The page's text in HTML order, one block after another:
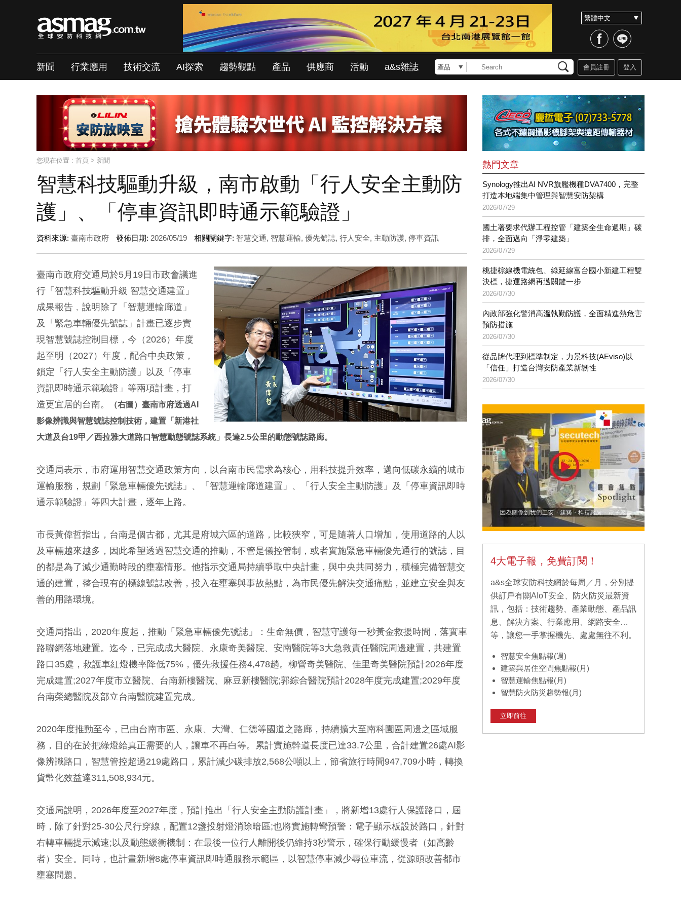
新聞 行業應用 技術交流 AI探索 趨勢觀點 產品 供應商 活動 a&s雜誌 登入
會員註冊
您現在位置 : 首頁 > 新聞
智慧科技驅動升級，南市啟動「行人安全主動防
護」、「停車資訊即時通示範驗證」
資料來源: 臺南市政府 發佈日期: 2026/05/19 相關關鍵字: 智慧交通, 智慧運輸, 優先號誌, 行人安全, 主動防護, 停車資訊
臺南市政府交通局於5月19日市政會議進
行「智慧科技驅動升級 智慧交通建置」
成果報告﹐說明除了「智慧運輸廊道」
及「緊急車輛優先號誌」計畫已逐步實
現智慧號誌控制目標，今（2026）年度
起至明（2027）年度，配合中央政策，
鎖定「行人安全主動防護」以及「停車
資訊即時通示範驗證」等兩項計畫，打
造更宜居的台南。
（右圖）臺南市府透過AI
影像辨識與智慧號誌控制技術，建置「新港社
大道及台19甲／西拉雅大道路口智慧動態號誌系統」長達2.5公里的動態號誌路廊。
交通局表示，市府運用智慧交通政策方向，以台南市民需求為核心，用科技提升效率，邁向低碳永續的城市
運輸服務，規劃「緊急車輛優先號誌」、「智慧運輸廊道建置」、「行人安全主動防護」及「停車資訊即時
通示範驗證」等四大計畫，逐年上路。
市長黃偉哲指出，台南是個古都，尤其是府城六區的道路，比較狹窄，可是隨著人口增加，使用道路的人以
及車輛越來越多，因此希望透過智慧交通的推動，不管是儀控管制，或者實施緊急車輛優先通行的號誌，目
的都是為了減少通勤時段的壅塞情形。他指示交通局持續爭取中央計畫，與中央共同努力，積極完備智慧交
通的建置，整合現有的標線號誌改善，投入在壅塞與事故熱點，為市民優先解決交通痛點，並建立安全與友
善的用路環境。
交通局指出，2020年度起，推動「緊急車輛優先號誌」：生命無價，智慧守護每一秒黃金救援時間，落實車
路聯網落地建置。迄今，已完成成大醫院、永康奇美醫院、安南醫院等3大急救責任醫院周邊建置，共建置
路口35處，救護車紅燈機率降低75%，優先救援任務4,478趟。柳營奇美醫院、佳里奇美醫院預計2026年度
完成建置;2027年度市立醫院、台南新樓醫院、麻豆新樓醫院;郭綜合醫院預計2028年度完成建置;2029年度
台南榮總醫院及部立台南醫院建置完成。
2020年度推動至今，已由台南市區、永康、大灣、仁德等國道之路廊，持續擴大至南科園區周邊之區域服
務，目的在於把綠燈給真正需要的人，讓車不再白等。累計實施幹道長度已達33.7公里，合計建置26處AI影
像辨識路口，智慧管控超過219處路口，累計減少碳排放2,568公噸以上，節省旅行時間947,709小時，轉換
貨幣化效益達311,508,934元。
交通局說明，2026年度至2027年度，預計推出「行人安全主動防護計畫」，將新增13處行人保護路口，屆
時，除了針對25-30公尺行穿線，配置12盞投射燈消除暗區;也將實施轉彎預警：電子顯示板設於路口，針對
右轉車輛提示減速;以及動態緩衝機制：在最後一位行人離開後仍維持3秒警示，確保行動緩慢者（如高齡
者）安全。同時，也計畫新增8處停車資訊即時通服務示範區，以智慧停車減少尋位車流，從源頭改善都市
壅塞問題。
熱門文章
Synology推出AI NVR旗艦機種DVA7400，完整
打造本地端集中管理與智慧安防架構
2026/07/29
國土署要求代辦工程控管「建築全生命週期」碳
排，全面邁向「淨零建築」
2026/07/29
桃捷棕線機電統包、綠延線富台國小新建工程雙
決標，捷運路網再邁關鍵一步
2026/07/30
內政部強化警消高溫執勤防護，全面精進熱危害
預防措施
2026/07/30
從品牌代理到標準制定，力景科技(AEviso)以
「信任」打造台灣安防產業新韌性
2026/07/30
4大電子報，免費訂閱！
a&s全球安防科技網於每周／月，分別提
供訂戶有關AIoT安全、防火防災最新資
訊，包括：技術趨勢、產業動態、產品訊
息、解決方案、行業應用、網路安全…
等，讓您一手掌握機先、處處無往不利。
智慧安全焦點報(週)
建築與居住空間焦點報(月)
智慧運輸焦點報(月)
智慧防火防災趨勢報(月)
立即前往